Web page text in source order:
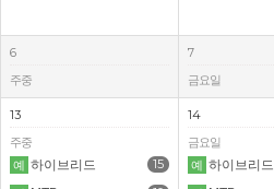
6
주중
7
금요일
13
주중
15
예 하이브리드
14
금요일
예 하이브리드